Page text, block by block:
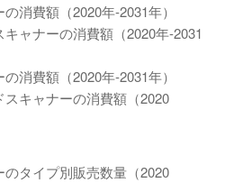
消費額（2020年-2031年）
ャナーの消費額（2020年-2031
消費額（2020年-2031年）
キャナーの消費額（2020
タイプ別販売数量（2020